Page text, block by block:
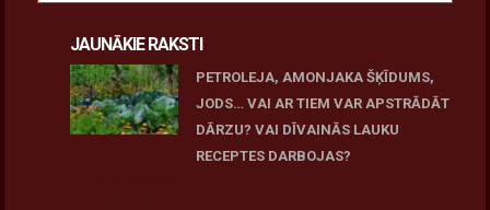
JAUNĀKIE RAKSTI
PETROLEJA, AMONJAKA ŠĶĪDUMS,
JODS… VAI AR TIEM VAR APSTRĀDĀT
DĀRZU? VAI DĪVAINĀS LAUKU
RECEPTES DARBOJAS?